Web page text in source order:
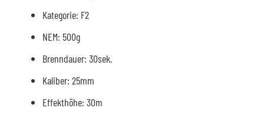
Kategorie: F2
NEM: 500g
Brenndauer: 30sek.
Kaliber: 25mm
Effekthöhe: 30m